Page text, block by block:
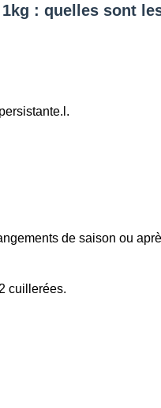
: quelles sont
de saison ou
cuillerées.